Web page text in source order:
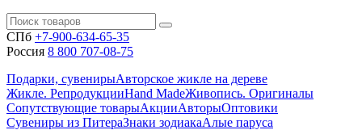
СПб +7-900-634-65-35
Россия 8 800 707-08-75
Подарки, сувенирыАвторское жикле на дереве
Жикле. РепродукцииHand MadeЖивопись. Оригиналы
Сопутствующие товарыАкцииАвторыОптовики
Сувениры из ПитераЗнаки зодиакаАлые паруса